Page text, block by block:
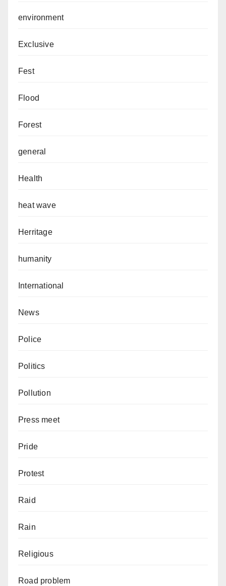
environment
Exclusive
Fest
Flood
Forest
general
Health
heat wave
Herritage
humanity
International
News
Police
Politics
Pollution
Press meet
Pride
Protest
Raid
Rain
Religious
Road problem